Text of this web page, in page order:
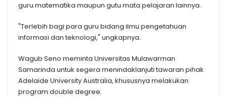
guru matematika maupun gutu mata pelajaran lainnya.
"Terlebih bagi para guru bidang ilmu pengetahuan
informasi dan teknologi," ungkapnya.
Wagub Seno meminta Universitas Mulawarman
Samarinda untuk segera menindaklanjuti tawaran pihak
Adelaide University Australia, khususnya melakukan
program double degree.